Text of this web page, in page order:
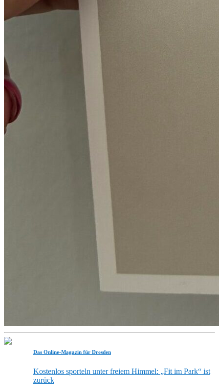
Das Online-Magazin für Dresden
Kostenlos sporteln unter freiem Himmel: „Fit im Park“ ist
zurück